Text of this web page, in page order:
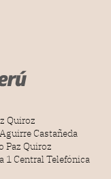
Quiroz
Castañeda
Paz Quiroz
1 Central Telefónica